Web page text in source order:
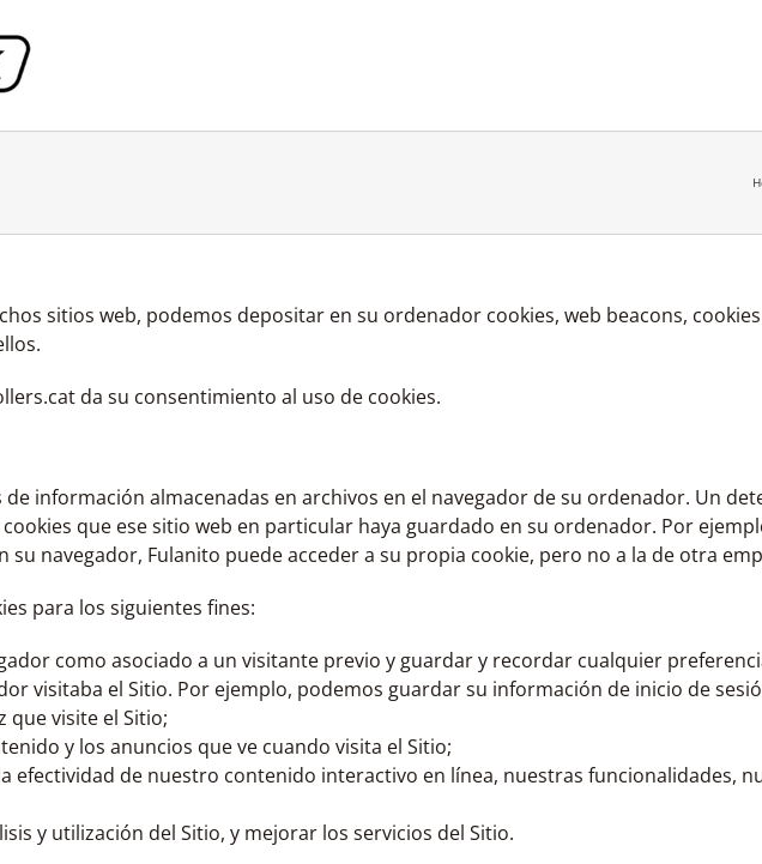
sitios web, podemos depositar en su ordenador cookies, web beacons,
da su consentimiento al uso de cookies.
de información almacenadas en archivos en el navegador de su ordenador. Un
que ese sitio web en particular haya guardado en su ordenador. Por
su navegador, Fulanito puede acceder a su propia cookie, pero no a la de otra
para los siguientes fines:
como asociado a un visitante previo y guardar y recordar cualquier
visitaba el Sitio. Por ejemplo, podemos guardar su información de inicio de
que visite el Sitio;
y los anuncios que ve cuando visita el Sitio;
efectividad de nuestro contenido interactivo en línea, nuestras funcionalidades,
y utilización del Sitio, y mejorar los servicios del Sitio.